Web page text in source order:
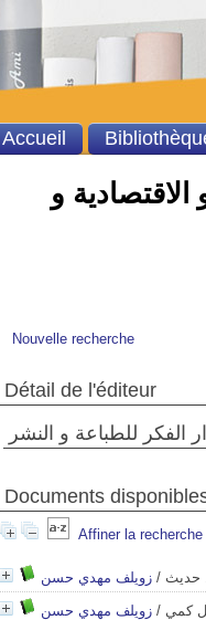
الاقتصادية و
Nouvelle recherche
Détail de l'éditeur
الفكر للطباعة و النشر
Documents
Affiner la recherche
حديث / زويلف مهدي حسن
كمي / زويلف مهدي حسن
Accueil